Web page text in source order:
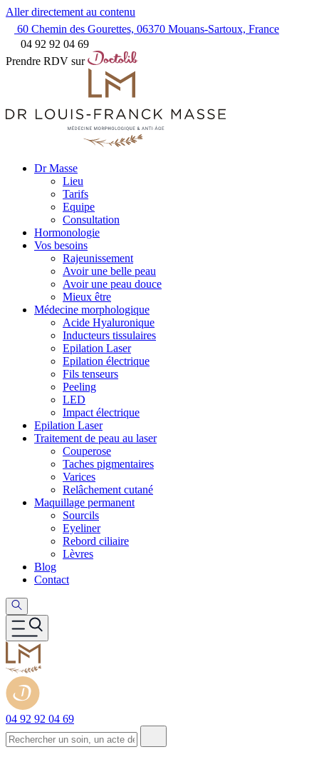
Aller directement au contenu
60 Chemin des Gourettes, 06370 Mouans-Sartoux, France
04 92 92 04 69
Prendre RDV sur
Dr Masse
Lieu
Tarifs
Equipe
Consultation
Hormonologie
Vos besoins
Rajeunissement
Avoir une belle peau
Avoir une peau douce
Mieux être
Médecine morphologique
Acide Hyaluronique
Inducteurs tissulaires
Epilation Laser
Epilation électrique
Fils tenseurs
Peeling
LED
Impact électrique
Epilation Laser
Traitement de peau au laser
Couperose
Taches pigmentaires
Varices
Relâchement cutané
Maquillage permanent
Sourcils
Eyeliner
Rebord ciliaire
Lèvres
Blog
Contact
04 92 92 04 69